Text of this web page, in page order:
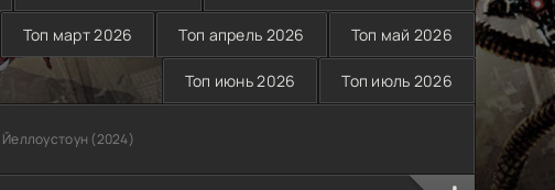
Топ март 2026 Топ апрель 2026 Топ май 2026
Топ июнь 2026 Топ июль 2026
Йеллоустоун (2024)